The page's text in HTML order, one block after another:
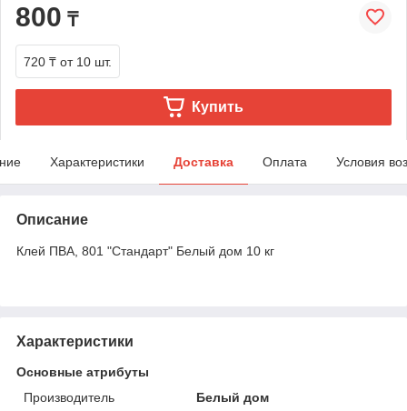
800 ₸
720 ₸ от 10 шт.
Купить
Характеристики Доставка Оплата Условия
Описание
Клей ПВА, 801 "Стандарт" Белый дом 10 кг
Характеристики
Основные атрибуты
Производитель
Белый дом